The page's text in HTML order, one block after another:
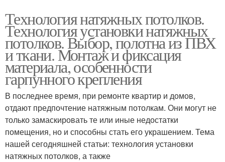
Технология натяжных потолков.
Технология установки натяжных
потолков. Выбор, полотна из ПВХ
и ткани. Монтаж и фиксация
материала, особенности
гарпунного крепления
В последнее время, при ремонте квартир и домов,
отдают предпочтение натяжным потолкам. Они могут не
только замаскировать те или иные недостатки
помещения, но и способны стать его украшением. Тема
нашей сегодняшней статьи: технология установки
натяжных потолков, а также